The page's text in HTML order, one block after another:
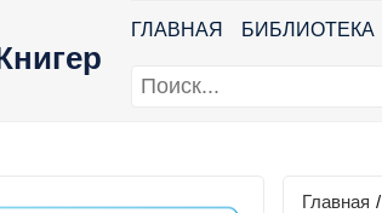
ГЛАВНАЯ БИБЛИОТЕКА
Главная /